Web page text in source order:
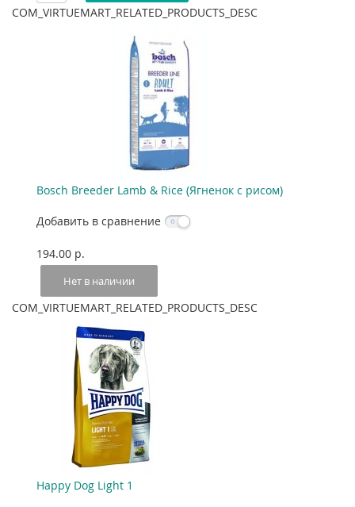
COM_VIRTUEMART_RELATED_PRODUCTS_DESC
Bosch Breeder Lamb & Rice (Ягненок с рисом)
Добавить в сравнение
194.00 p.
Нет в наличии
COM_VIRTUEMART_RELATED_PRODUCTS_DESC
Happy Dog Light 1